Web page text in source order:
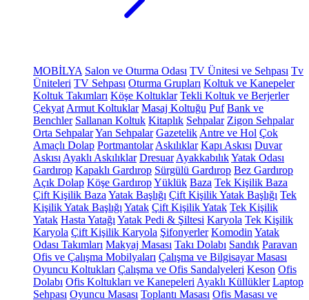
MOBİLYA Salon ve Oturma Odası TV Ünitesi ve Sehpası Tv
Üniteleri TV Sehpası Oturma Grupları Koltuk ve Kanepeler
Koltuk Takımları Köşe Koltuklar Tekli Koltuk ve Berjerler
Çekyat Armut Koltuklar Masaj Koltuğu Puf Bank ve
Benchler Sallanan Koltuk Kitaplık Sehpalar Zigon Sehpalar
Orta SehpalarYan Sehpalar Gazetelik Antre ve Hol Çok
Amaçlı Dolap Portmantolar Askılıklar Kapı Askısı Duvar
Askısı Ayaklı Askılıklar Dresuar AyakkabılıkYatak Odası
Gardırop Kapaklı Gardırop Sürgülü Gardırop Bez Gardırop
Açık Dolap Köşe GardıropYüklük Baza Tek Kişilik Baza
Çift Kişilik Baza Yatak Başlığı Çift Kişilik Yatak Başlığı Tek
Kişilik Yatak Başlığı Yatak Çift Kişilik Yatak Tek Kişilik
Yatak Hasta Yatağı Yatak Pedi & Şiltesi Karyola Tek Kişilik
Karyola Çift Kişilik Karyola Şifonyerler Komodin Yatak
Odası Takımları Makyaj Masası Takı Dolabı Sandık Paravan
Ofis ve Çalışma Mobilyaları Çalışma ve Bilgisayar Masası
Oyuncu Koltukları Çalışma ve Ofis Sandalyeleri Keson Ofis
Dolabı Ofis Koltukları ve Kanepeleri Ayaklı Küllükler Laptop
Sehpası Oyuncu Masası Toplantı Masası Ofis Masası ve